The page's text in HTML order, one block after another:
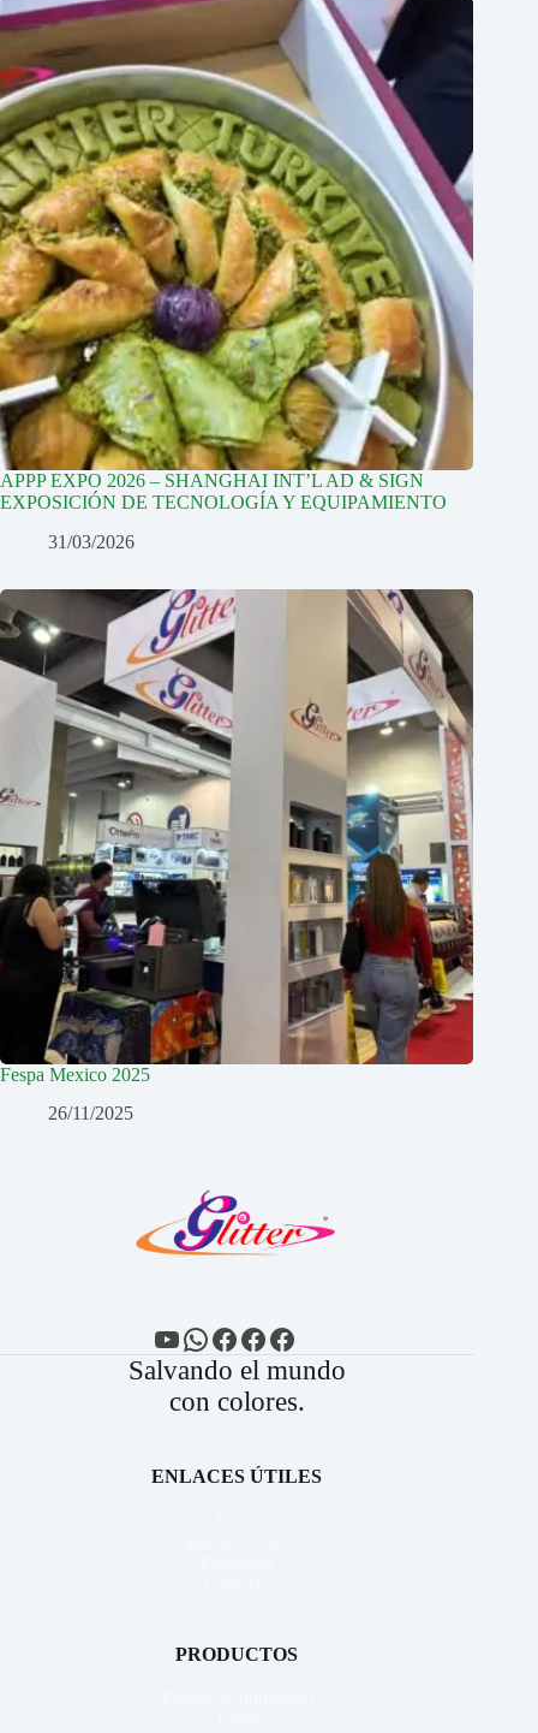
APPP EXPO 2026 – SHANGHAI INT’L AD & SIGN
EXPOSICIÓN DE TECNOLOGÍA Y EQUIPAMIENTO
31/03/2026
Fespa Mexico 2025
26/11/2025
YouTube
WhatsApp
Facebook
Facebook
Facebook
Salvando el mundo
con colores.
ENLACES ÚTILES
PRODUCTOS